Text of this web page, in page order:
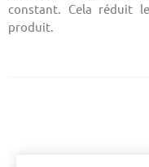
constant. Cela réduit
produit.